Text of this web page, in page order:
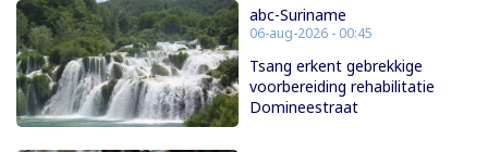
abc-Suriname
06-aug-2026 - 00:45
Tsang erkent gebrekkige
voorbereiding rehabilitatie
Domineestraat